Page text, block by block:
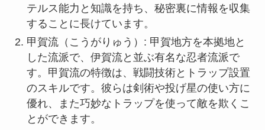
テルス能力と知識を持ち、秘密裏に情報を収集
することに長けています。
甲賀流（こうがりゅう）: 甲賀地方を本拠地と
した流派で、伊賀流と並ぶ有名な忍者流派で
す。甲賀流の特徴は、戦闘技術とトラップ設置
のスキルです。彼らは剣術や投げ星の使い方に
優れ、また巧妙なトラップを使って敵を欺くこ
とができます。